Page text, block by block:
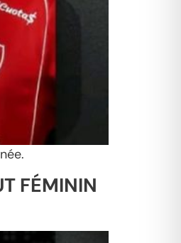
FÉMININ